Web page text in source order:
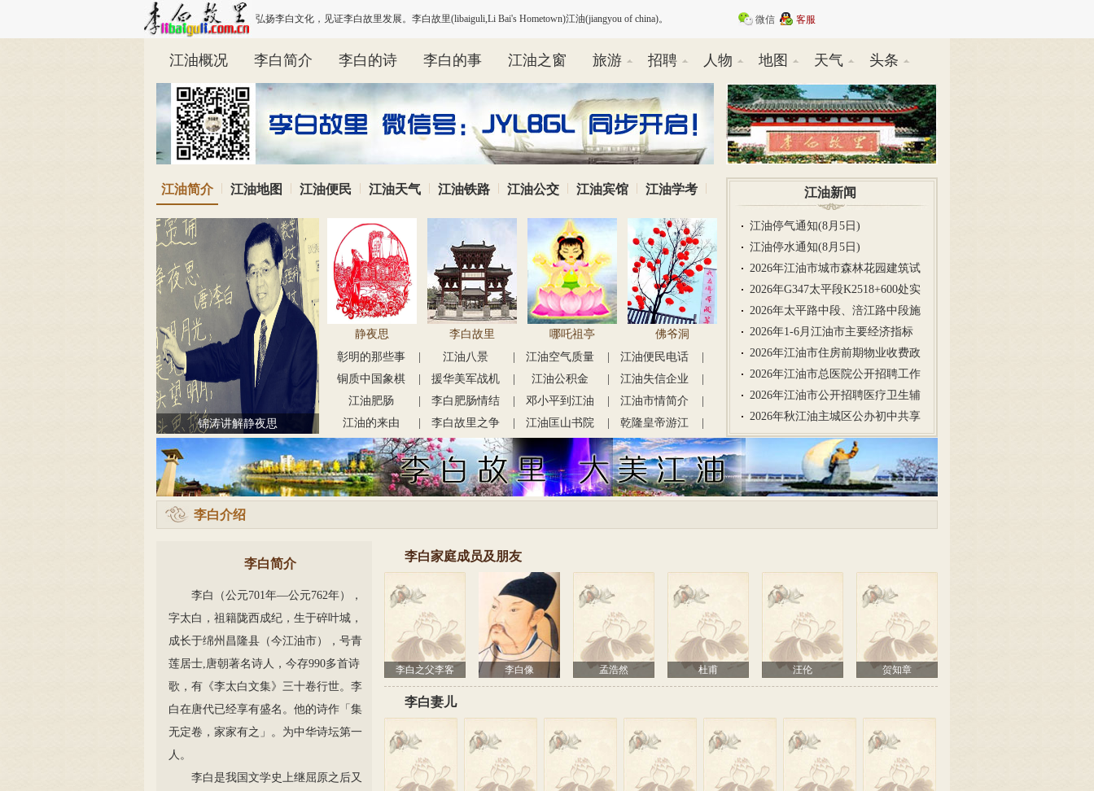
弘扬李白文化，见证李白故里发展。李白故里(libaiguli,Li Bai's Hometown)江油(jiangyou of china)。 微信 客服
江油概况 李白简介 李白的诗 李白的事 江油之窗 旅游 招聘 人物 地图 天气 头条
江油简介 江油地图 江油便民 江油天气 江油铁路 江油公交 江油宾馆 江油学考
锦涛讲解静夜思
静夜思 李白故里 哪吒祖亭
佛爷洞
彰明的那些事
儿
江油八景 江油空气质量 江油便民电话
铜质中国象棋
援华美军战机
坠毁地
江油公积金
江油失信企业
及个人
江油肥肠
李白肥肠情结 邓小平到江油 江油市情简介
江油的来由
李白故里之争 江油匡山书院
乾隆皇帝游江
油
阴平坝
| 江油县志 | 江油人物 | 高抬戏 |
江油新闻
江油停气通知(8月5日)
江油停水通知(8月5日)
2026年江油市城市森林花园建筑试
2026年G347太平段K2518+600处实
2026年太平路中段、涪江路中段施
2026年1-6月江油市主要经济指标
2026年江油市住房前期物业收费政
2026年江油市总医院公开招聘工作
2026年江油市公开招聘医疗卫生辅
2026年秋江油主城区公办初中共享
李白介绍
李白简介
李白（公元701年—公元762年），
字太白，祖籍陇西成纪，生于碎叶城，
成长于绵州昌隆县（今江油市），号青
莲居士,唐朝著名诗人，今存990多首诗
歌，有《李太白文集》三十卷行世。李
白在唐代已经享有盛名。他的诗作「集
无定卷，家家有之」。为中华诗坛第一
人。
李白是我国文学史上继屈原之后又
李白家庭成员及朋友
李白之父李客 李白像 孟浩然 杜甫 汪伦 贺知章
李白妻儿